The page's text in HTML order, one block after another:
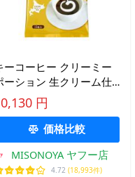
ーコーヒー クリーミー
ーション 生クリーム仕
て 4.5ml×15個×20袋入
ケース)｜ 送料無料
円
価格比較
MISONOYA ヤフー店
4.72 (18,993件)